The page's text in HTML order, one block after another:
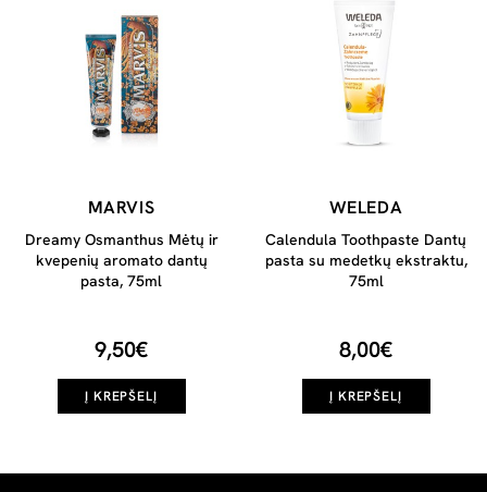
MARVIS
Dreamy Osmanthus Mėtų ir
kvepenių aromato dantų
pasta, 75ml
9,50€
Į KREPŠELĮ
WELEDA
Calendula Toothpaste Dantų
pasta su medetkų ekstraktu,
75ml
8,00€
Į KREPŠELĮ